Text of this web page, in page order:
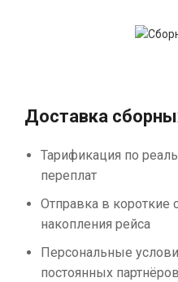
Доставка
Тарификация по
переплат
Отправка в короткие
накопления рейса
Персональные
постоянных партнёров